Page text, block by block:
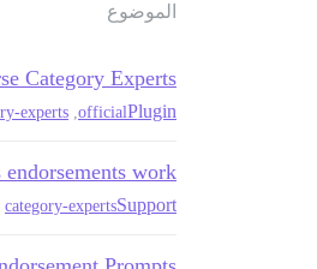
الموضوع
Category Experts
Plugin
official
experts
work?
Support
category-experts